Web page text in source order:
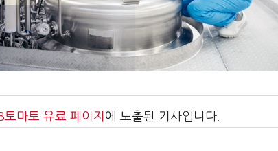
토마토 유료 페이지 에 노출된 기사입니다.